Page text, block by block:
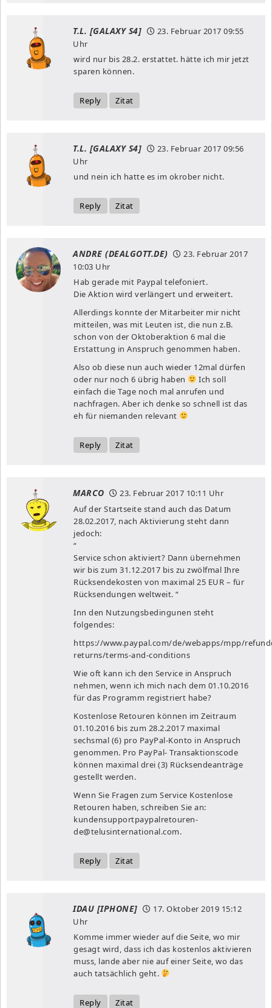
T.L. [GALAXY S4] 23. Februar 2017 09:55
Uhr
wird nur bis 28.2. erstattet. hätte ich mir jetzt
sparen können.
Reply Zitat
T.L. [GALAXY S4] 23. Februar 2017 09:56
Uhr
und nein ich hatte es im okrober nicht.
Reply Zitat
ANDRE (DEALGOTT.DE)
23. Februar 2017
10:03 Uhr
Hab gerade mit Paypal telefoniert.
Die Aktion wird verlängert und erweitert.
Allerdings konnte der Mitarbeiter mir nicht
mitteilen, was mit Leuten ist, die nun z.B.
schon von der Oktoberaktion 6 mal die
Erstattung in Anspruch genommen haben.
Also ob diese nun auch wieder 12mal dürfen
oder nur noch 6 übrig haben
Ich soll
einfach die Tage noch mal anrufen und
nachfragen. Aber ich denke so schnell ist das
eh für niemanden relevant
Reply Zitat
MARCO 23. Februar 2017 10:11 Uhr
Auf der Startseite stand auch das Datum
28.02.2017, nach Aktivierung steht dann
jedoch:
“
Service schon aktiviert? Dann übernehmen
wir bis zum 31.12.2017 bis zu zwölfmal Ihre
Rücksendekosten von maximal 25 EUR – für
Rücksendungen weltweit. “
Inn den Nutzungsbedingunen steht
folgendes:
https://www.paypal.com/de/webapps/mpp/
returns/terms-and-conditions
Wie oft kann ich den Service in Anspruch
nehmen, wenn ich mich nach dem 01.10.2016
für das Programm registriert habe?
Kostenlose Retouren können im Zeitraum
01.10.2016 bis zum 28.2.2017 maximal
sechsmal (6) pro PayPal-Konto in Anspruch
genommen. Pro PayPal- Transaktionscode
können maximal drei (3) Rücksendeanträge
gestellt werden.
Wenn Sie Fragen zum Service Kostenlose
Retouren haben, schreiben Sie an:
kundensupportpaypalretouren-
de@telusinternational.com.
Reply Zitat
IDAU [IPHONE] 17. Oktober 2019 15:12
Uhr
Komme immer wieder auf die Seite, wo mir
gesagt wird, dass ich das kostenlos aktivieren
muss, lande aber nie auf einer Seite, wo das
auch tatsächlich geht.
Reply Zitat